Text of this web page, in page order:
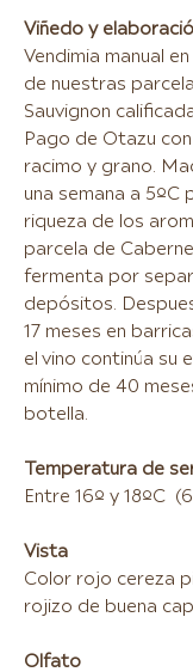
Viñedo y
Vendimia manual
de nuestras
Sauvignon
Pago de Otazu
racimo y grano.
una semana a 5ºC
riqueza de los
parcela de
fermenta por
depósitos.
17 meses en
el vino continúa su
mínimo de 40
botella.
Temperatura de
Entre 16º y 18ºC
Vista
Color rojo cereza
rojizo de buena
Olfato